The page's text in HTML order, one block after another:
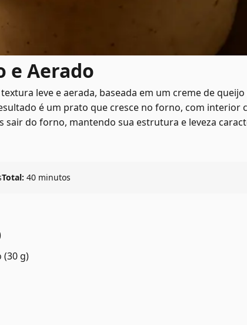
e Aerado
leve e aerada, baseada em um creme de
é um prato que cresce no forno, com interior
do forno, mantendo sua estrutura e leveza
Total: 40 minutos
(30 g)